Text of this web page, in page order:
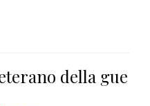
della gue